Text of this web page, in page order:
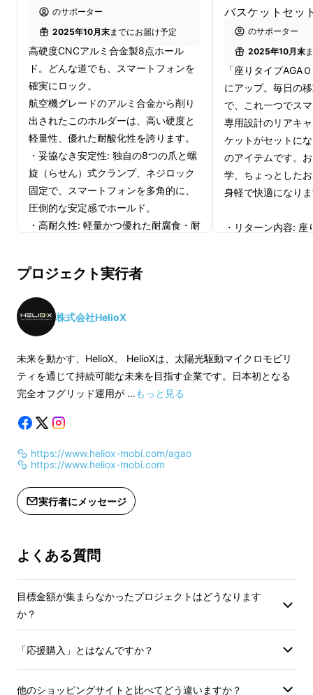
のサポーター
2025年10月末までにお届け予定
高硬度CNCアルミ合金製8点ホール
ド。どんな道でも、スマートフォンを
確実にロック。
航空機グレードのアルミ合金から削り
出されたこのホルダーは、高い硬度と
軽量性、優れた耐酸化性を誇ります。
・妥協なき安定性: 独自の8つの爪と螺
旋（らせん）式クランプ、ネジロック
固定で、スマートフォンを多角的に、
圧倒的な安定感でホールド。
・高耐久性: 軽量かつ優れた耐腐食・耐
・自由自在: 360°回転で、縦・横画面
に即座に対応。
・幅広い互換性: 55mm-95mm幅で、
ほとんどのスマートフォンにフィッ
・傷から保護: 内面の防振シリコンパッ
ドが、振動吸収と傷つき防止を両立。
AGAＯの移動をさらにスマートに、そ
して快適に。あなたのAGAＯライフ
支えます。
リターン内容: プレミアム・スマホホル
ダー × 1個
定したい方
※走行中にスマホをいじる（操作した
り、画面を注視したり）ことは「なが
す。
バスケットセッ
のサポーター
2025年10月末
「座りタイプAGA
にアップ。毎日の
で、これ一つでス
専用設計のリアキ
ケットがセットに
のアイテムです。
学、ちょっとした
身軽で快適になり
・リターン内容:
- AGAＯの機能性
たい方
す。
プロジェクト実行者
株式会社HelioX
未来を動かす、HelioX。 HelioXは、太陽光駆動マイクロモビリ
ティを通じて持続可能な未来を目指す企業です。日本初となる
完全オフグリッド運用が …もっと見る
https://www.heliox-mobi.com/agao
https://www.heliox-mobi.com
実行者にメッセージ
よくある質問
目標金額が集まらなかったプロジェクトはどうなります
か？
「応援購入」とはなんですか？
他のショッピングサイトと比べてどう違いますか？